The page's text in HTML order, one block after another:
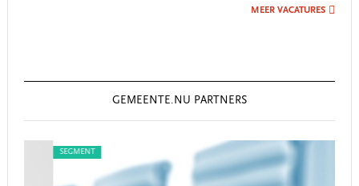
MEER VACATURES
GEMEENTE.NU PARTNERS
SEGMENT